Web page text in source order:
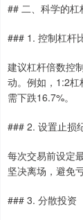
## 二、科学的杠
### 1. 控制杠杆
建议杠杆倍数控
动。例如，1:2杠
需下跌16.7%。
### 2. 设置止损
每次交易前设定
坚决离场，避免
### 3. 分散投资